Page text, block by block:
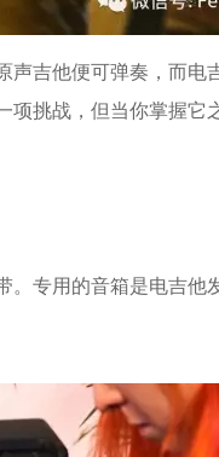
吉他便可弹奏，而电
挑战，但当你掌握它
专用的音箱是电吉他